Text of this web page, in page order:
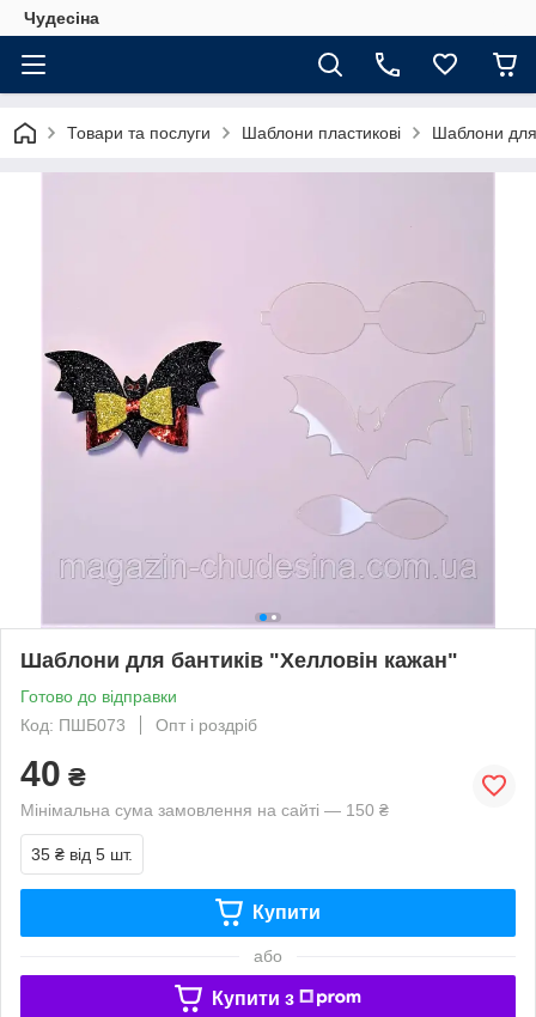
Чудесіна
Товари та послуги Шаблони пластикові Шаблони для
Шаблони для бантиків "Хелловін кажан"
Готово до відправки
Код: ПШБ073
Опт і роздріб
40 ₴
Мінімальна сума замовлення на сайті — 150 ₴
35 ₴ від 5 шт.
Купити
або
Купити з